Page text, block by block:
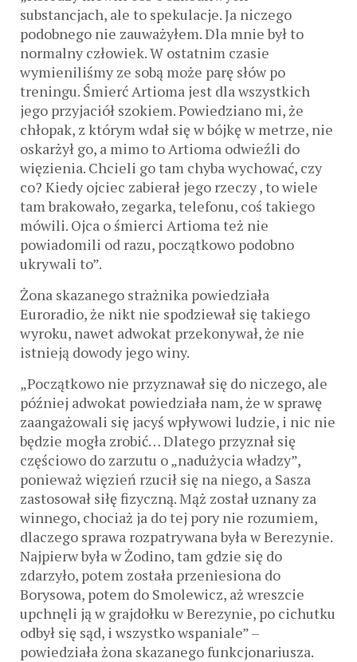
substancjach, ale to spekulacje. Ja niczego
podobnego nie zauważyłem. Dla mnie był to
normalny człowiek. W ostatnim czasie
wymieniliśmy ze sobą może parę słów po
treningu. Śmierć Artioma jest dla wszystkich
jego przyjaciół szokiem. Powiedziano mi, że
chłopak, z którym wdał się w bójkę w metrze, nie
oskarżył go, a mimo to Artioma odwieźli do
więzienia. Chcieli go tam chyba wychować, czy
co? Kiedy ojciec zabierał jego rzeczy , to wiele
tam brakowało, zegarka, telefonu, coś takiego
mówili. Ojca o śmierci Artioma też nie
powiadomili od razu, początkowo podobno
ukrywali to”.
Żona skazanego strażnika powiedziała
Euroradio, że nikt nie spodziewał się takiego
wyroku, nawet adwokat przekonywał, że nie
istnieją dowody jego winy.
„Początkowo nie przyznawał się do niczego, ale
później adwokat powiedziała nam, że w sprawę
zaangażowali się jacyś wpływowi ludzie, i nic nie
będzie mogła zrobić… Dlatego przyznał się
częściowo do zarzutu o „nadużycia władzy”,
ponieważ więzień rzucił się na niego, a Sasza
zastosował siłę fizyczną. Mąż został uznany za
winnego, chociaż ja do tej pory nie rozumiem,
dlaczego sprawa rozpatrywana była w Berezynie.
Najpierw była w Żodino, tam gdzie się do
zdarzyło, potem została przeniesiona do
Borysowa, potem do Smolewicz, aż wreszcie
upchnęli ją w grajdołku w Berezynie, po cichutku
odbył się sąd, i wszystko wspaniale” –
powiedziała żona skazanego funkcjonariusza.